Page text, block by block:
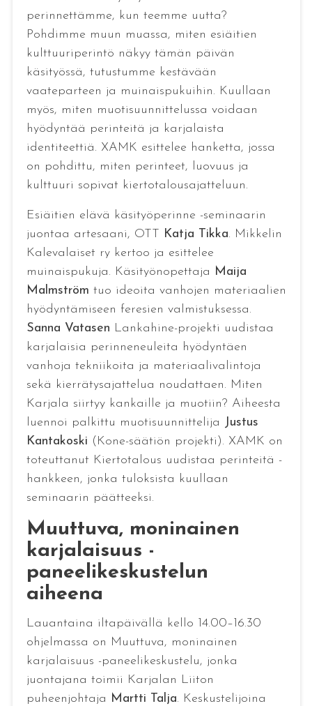
perinnettämme, kun teemme uutta?
Pohdimme muun muassa, miten esiäitien
kulttuuriperintö näkyy tämän päivän
käsityössä, tutustumme kestävään
vaateparteen ja muinaispukuihin. Kuullaan
myös, miten muotisuunnittelussa voidaan
hyödyntää perinteitä ja karjalaista
identiteettiä. XAMK esittelee hanketta, jossa
on pohdittu, miten perinteet, luovuus ja
kulttuuri sopivat kiertotalousajatteluun.
Esiäitien elävä käsityöperinne -seminaarin
juontaa artesaani, OTT
Katja Tikka. Mikkelin
Kalevalaiset ry kertoo ja esittelee
muinaispukuja. Käsityönopettaja Maija
Malmström tuo ideoita vanhojen materiaalien
hyödyntämiseen feresien valmistuksessa.
Sanna Vatasen Lankahine-projekti uudistaa
karjalaisia perinneneuleita hyödyntäen
vanhoja tekniikoita ja materiaalivalintoja
sekä kierrätysajattelua noudattaen. Miten
Karjala siirtyy kankaille ja muotiin? Aiheesta
luennoi palkittu muotisuunnittelija Justus
Kantakoski (Kone-säätiön projekti). XAMK on
toteuttanut Kiertotalous uudistaa perinteitä -
hankkeen, jonka tuloksista kuullaan
seminaarin päätteeksi.
Muuttuva, moninainen
karjalaisuus -
paneelikeskustelun
aiheena
Lauantaina iltapäivällä kello 14.00–16.30
ohjelmassa on Muuttuva, moninainen
karjalaisuus -paneelikeskustelu, jonka
juontajana toimii Karjalan Liiton
puheenjohtaja Martti Talja. Keskustelijoina